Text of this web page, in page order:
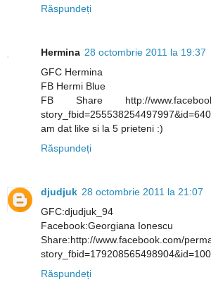
Răspundeți
Hermina 28 octombrie 2011 la 19:37
GFC Hermina
FB Hermi Blue
FB Share http://
am dat like si la 5 prieteni :)
Răspundeți
djudjuk 28 octombrie 2011 la 21:07
GFC:djudjuk_94
Facebook:Georgiana Ionescu
Share:http://www.facebook.com/
Răspundeți